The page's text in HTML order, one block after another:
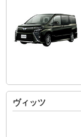
ヴィッツ